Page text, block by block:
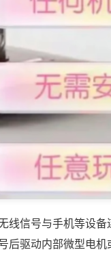
线信号与手机等设
后驱动内部微型电